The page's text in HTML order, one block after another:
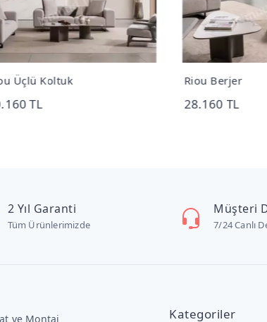
Üçlü Koltuk
TL
Riou Berjer
28.160 TL
2 Yıl Garanti
Tüm Ürünlerimizde
Müşteri
7/24 Canlı
ve Montaj Kategoriler